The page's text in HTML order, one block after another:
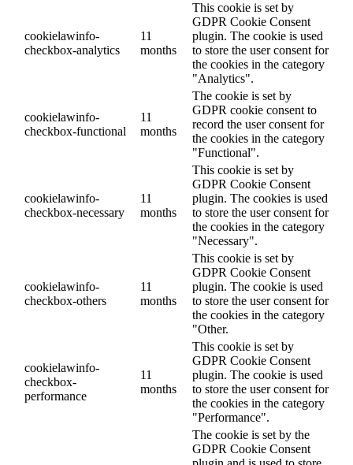
cookielawinfo-
checkbox-analytics
11
months
This cookie is set by
GDPR Cookie Consent
plugin. The cookie is used
to store the user consent for
the cookies in the category
"Analytics".
cookielawinfo-
checkbox-functional
11
months
The cookie is set by
GDPR cookie consent to
record the user consent for
the cookies in the category
"Functional".
cookielawinfo-
checkbox-necessary
11
months
This cookie is set by
GDPR Cookie Consent
plugin. The cookies is used
to store the user consent for
the cookies in the category
"Necessary".
cookielawinfo-
checkbox-others
11
months
This cookie is set by
GDPR Cookie Consent
plugin. The cookie is used
to store the user consent for
the cookies in the category
"Other.
cookielawinfo-
checkbox-
performance
11
months
This cookie is set by
GDPR Cookie Consent
plugin. The cookie is used
to store the user consent for
the cookies in the category
"Performance".
The cookie is set by the
GDPR Cookie Consent